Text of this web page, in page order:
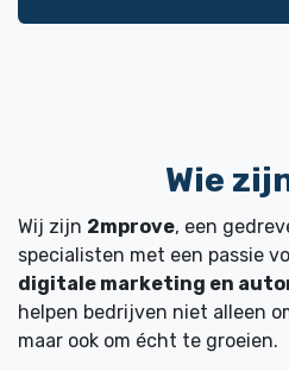
Wie
Wij zijn 2mprove, een
specialisten met een passie
digitale marketing en
helpen bedrijven niet alleen
maar ook om écht te groeien.